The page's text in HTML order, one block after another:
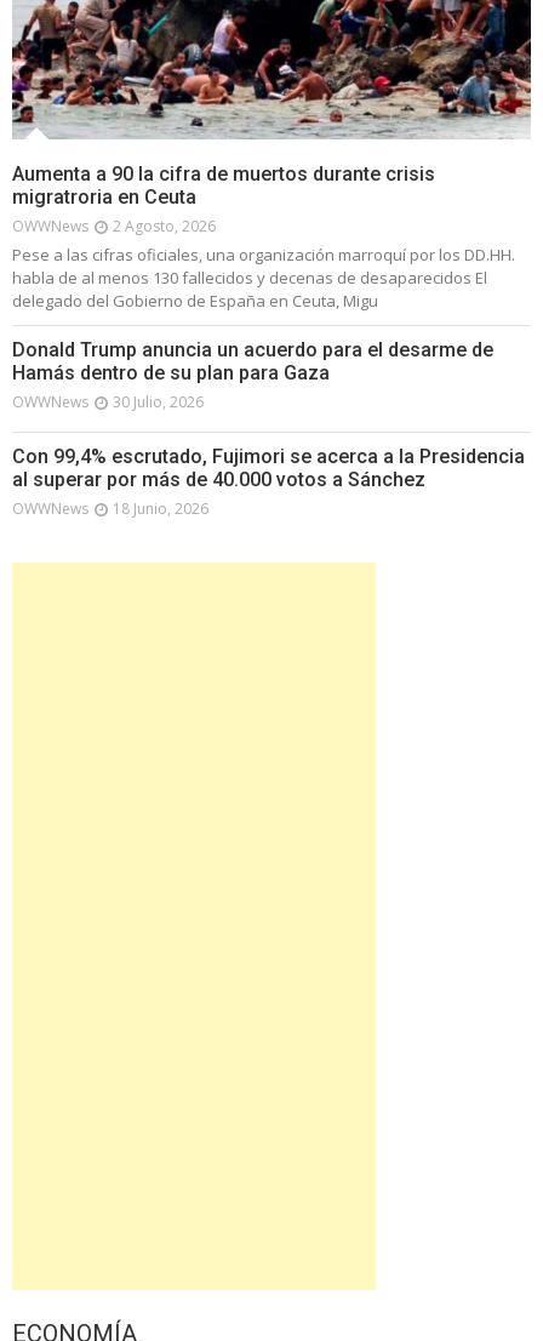
Aumenta a 90 la cifra de muertos durante crisis
migratroria en Ceuta
OWWNews 2 Agosto, 2026
Pese a las cifras oficiales, una organización marroquí por los DD.HH.
habla de al menos 130 fallecidos y decenas de desaparecidos El
delegado del Gobierno de España en Ceuta, Migu
Donald Trump anuncia un acuerdo para el desarme de
Hamás dentro de su plan para Gaza
OWWNews 30 Julio, 2026
Con 99,4% escrutado, Fujimori se acerca a la Presidencia
al superar por más de 40.000 votos a Sánchez
OWWNews 18 Junio, 2026
ECONOMÍA